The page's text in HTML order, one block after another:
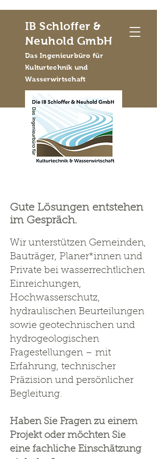
IB Schloffer &
Neuhold GmbH
Das Ingenieurbüro für
Kulturtechnik und
Wasserwirtschaft
Gute Lösungen entstehen
im Gespräch.
Wir unterstützen Gemeinden,
Bauträger, Planer*innen und
Private bei wasserrechtlichen
Einreichungen,
Hochwasserschutz,
hydraulischen Beurteilungen
sowie geotechnischen und
hydrogeologischen
Fragestellungen – mit
Erfahrung, technischer
Präzision und persönlicher
Begleitung.
Haben Sie Fragen zu einem
Projekt oder möchten Sie
eine fachliche Einschätzung